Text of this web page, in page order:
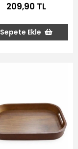
209,90 TL
Sepete Ekle